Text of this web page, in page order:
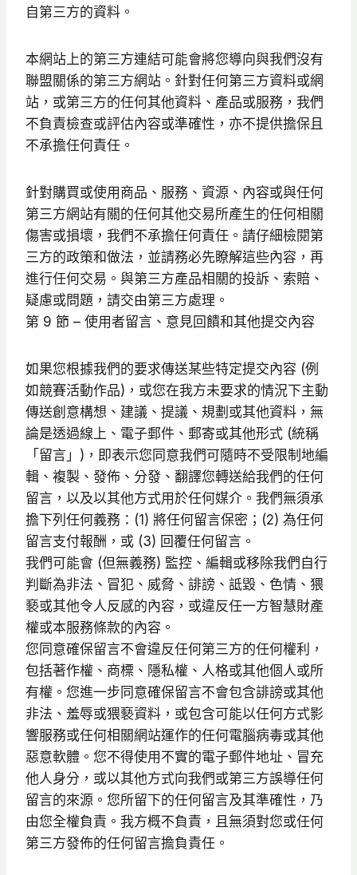
自第三方的資料。
本網站上的第三方連結可能會將您導向與我們沒有
聯盟關係的第三方網站。針對任何第三方資料或網
站，或第三方的任何其他資料、產品或服務，我們
不負責檢查或評估內容或準確性，亦不提供擔保且
不承擔任何責任。
針對購買或使用商品、服務、資源、內容或與任何
第三方網站有關的任何其他交易所產生的任何相關
傷害或損壞，我們不承擔任何責任。請仔細檢閱第
三方的政策和做法，並請務必先瞭解這些內容，再
進行任何交易。與第三方產品相關的投訴、索賠、
疑慮或問題，請交由第三方處理。
第 9 節 – 使用者留言、意見回饋和其他提交內容
如果您根據我們的要求傳送某些特定提交內容 (例
如競賽活動作品)，或您在我方未要求的情況下主動
傳送創意構想、建議、提議、規劃或其他資料，無
論是透過線上、電子郵件、郵寄或其他形式 (統稱
「留言」)，即表示您同意我們可隨時不受限制地編
輯、複製、發佈、分發、翻譯您轉送給我們的任何
留言，以及以其他方式用於任何媒介。我們無須承
擔下列任何義務：(1) 將任何留言保密；(2) 為任何
留言支付報酬，或 (3) 回覆任何留言。
我們可能會 (但無義務) 監控、編輯或移除我們自行
判斷為非法、冒犯、威脅、誹謗、詆毀、色情、猥
褻或其他令人反感的內容，或違反任一方智慧財產
權或本服務條款的內容。
您同意確保留言不會違反任何第三方的任何權利，
包括著作權、商標、隱私權、人格或其他個人或所
有權。您進一步同意確保留言不會包含誹謗或其他
非法、羞辱或猥褻資料，或包含可能以任何方式影
響服務或任何相關網站運作的任何電腦病毒或其他
惡意軟體。您不得使用不實的電子郵件地址、冒充
他人身分，或以其他方式向我們或第三方誤導任何
留言的來源。您所留下的任何留言及其準確性，乃
由您全權負責。我方概不負責，且無須對您或任何
第三方發佈的任何留言擔負責任。